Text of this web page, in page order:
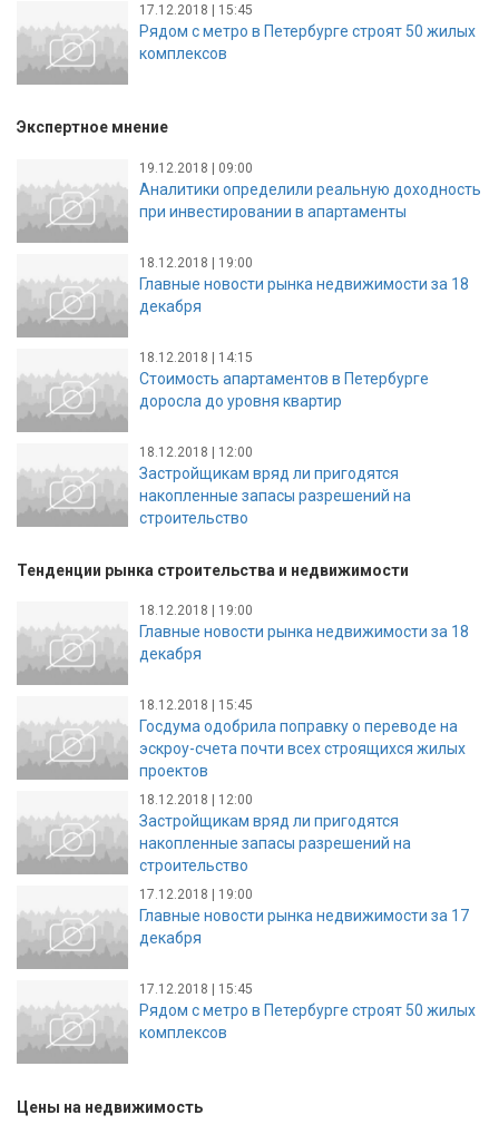
17.12.2018 | 15:45
Рядом с метро в Петербурге строят 50 жилых
комплексов
Экспертное мнение
19.12.2018 | 09:00
Аналитики определили реальную доходность
при инвестировании в апартаменты
18.12.2018 | 19:00
Главные новости рынка недвижимости за 18
декабря
18.12.2018 | 14:15
Стоимость апартаментов в Петербурге
доросла до уровня квартир
18.12.2018 | 12:00
Застройщикам вряд ли пригодятся
накопленные запасы разрешений на
строительство
Тенденции рынка строительства и недвижимости
18.12.2018 | 19:00
Главные новости рынка недвижимости за 18
декабря
18.12.2018 | 15:45
Госдума одобрила поправку о переводе на
эскроу-счета почти всех строящихся жилых
проектов
18.12.2018 | 12:00
Застройщикам вряд ли пригодятся
накопленные запасы разрешений на
строительство
17.12.2018 | 19:00
Главные новости рынка недвижимости за 17
декабря
17.12.2018 | 15:45
Рядом с метро в Петербурге строят 50 жилых
комплексов
Цены на недвижимость